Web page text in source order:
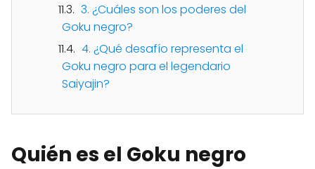
3. ¿Cuáles son los poderes del
Goku negro?
4. ¿Qué desafío representa el
Goku negro para el legendario
Saiyajin?
Quién es el Goku negro